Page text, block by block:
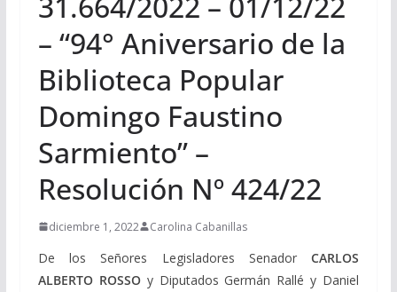
– “94° Aniversario de la
Biblioteca Popular
Domingo Faustino
Sarmiento” –
Resolución Nº 424/22
diciembre 1, 2022 Carolina Cabanillas
De los Señores Legisladores SenadorCARLOS
ALBERTO ROSSOy Diputados Germán Rallé y Daniel